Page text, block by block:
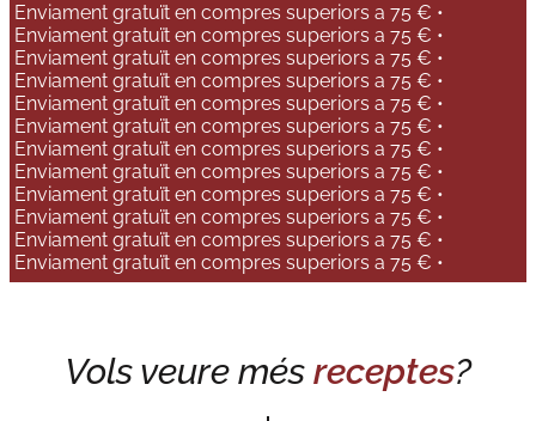
Enviament gratuït en compres superiors a 75 € •
Enviament gratuït en compres superiors a 75 € •
Enviament gratuït en compres superiors a 75 € •
Enviament gratuït en compres superiors a 75 € •
Enviament gratuït en compres superiors a 75 € •
Enviament gratuït en compres superiors a 75 € •
Enviament gratuït en compres superiors a 75 € •
Enviament gratuït en compres superiors a 75 € •
Enviament gratuït en compres superiors a 75 € •
Enviament gratuït en compres superiors a 75 € •
Enviament gratuït en compres superiors a 75 € •
Enviament gratuït en compres superiors a 75 € •
Vols veure més receptes?